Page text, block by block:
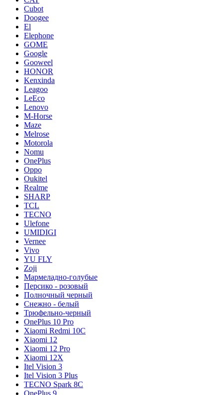
Cubot
Doogee
El
Elephone
GOME
Google
Gooweel
HONOR
Kenxinda
Leagoo
LeEco
Lenovo
M-Horse
Maze
Melrose
Motorola
Nomu
OnePlus
Oppo
Oukitel
Realme
SHARP
TCL
TECNO
Ulefone
UMIDIGI
Vernee
Vivo
YU FLY
Zoji
Мармеладно-голубые
Персико - розовый
Полночный черный
Снежно - белый
Трюфельно-черный
OnePlus 10 Pro
Xiaomi Redmi 10C
Xiaomi 12
Xiaomi 12 Pro
Xiaomi 12X
Itel Vision 3
Itel Vision 3 Plus
TECNO Spark 8C
OnePlus 9